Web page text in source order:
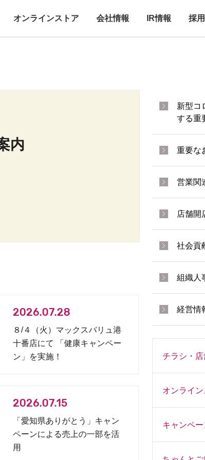
オンラインストア 会社情報 IR情報 採
内
2026.07.28
８/４（火）マックスバリュ港
十番店にて 「健康キャンペー
ン」を実施！
2026.07.15
「愛知県ありがとう」キャン
ペーンによる売上の一部を活
用
新型コ
する重
重要な
営業関
店舗開
社会貢
組織人
経営情
チラシ・店
オンライ
キャンペー